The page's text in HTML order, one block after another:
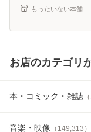
もったいない本舗
お店のカテゴリ
本・コミック・雑誌 （
音楽・映像 （ 149,313 ）